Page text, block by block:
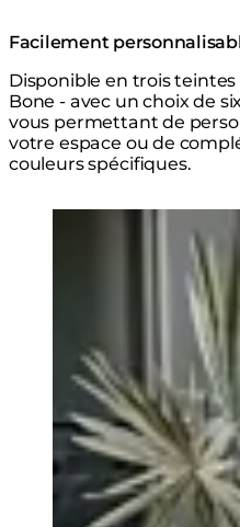
Facilement
Disponible en trois
Bone - avec un choix de
vous permettant de
votre espace ou de
couleurs spécifiques.